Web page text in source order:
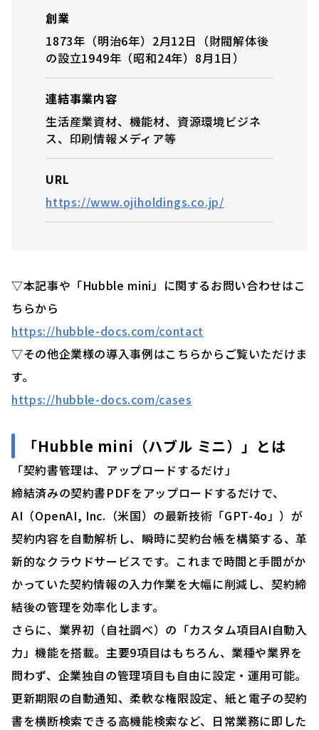
創業
1873年（明治6年）2月12日（財閥解体後
の設立1949年（昭和24年）8月1日）
連結事業内容
生活産業資材、機能材、資源環境ビジネ
ス、印刷情報メディア等
URL
https://www.ojiholdings.co.jp/
▽本記事や「Hubble mini」に関するお問い合わせはこ
ちらから
https://hubble-docs.com/contact
▽その他企業様の導入事例はこちらからご覧いただけま
す。
https://hubble-docs.com/cases
「Hubble mini（ハブル ミニ）」とは
「契約書管理は、アップロードするだけ」
締結済みの契約書PDFをアップロードするだけで、
AI（OpenAI, Inc.（米国）の最新技術「GPT-4o」）が
契約内容を自動解析し、瞬時に契約台帳を構築する、革
新的なクラウドサービスです。これまで時間と手間がか
かっていた契約情報の入力作業を大幅に削減し、契約締
結後の管理を効率化します。
さらに、業界初（自社調べ）の「カスタム項目AI自動入
力」機能を搭載。主要9項目はもちろん、業種や業界を
問わず、企業独自の管理項目も自由に設定・運用可能。
更新期限の自動通知、柔軟な権限設定、紙と電子の契約
書を横断検索できる高機能検索など、日常業務に即した